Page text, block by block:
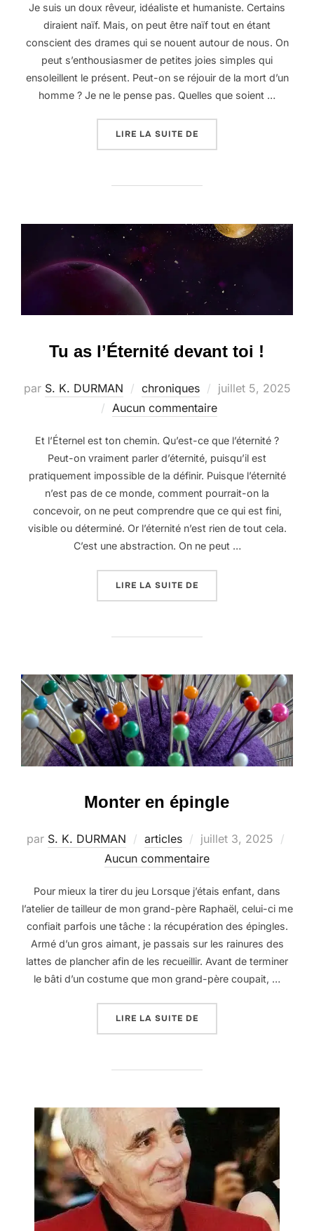
Je suis un doux rêveur, idéaliste et humaniste. Certains
diraient naïf. Mais, on peut être naïf tout en étant
conscient des drames qui se nouent autour de nous. On
peut s’enthousiasmer de petites joies simples qui
ensoleillent le présent. Peut-on se réjouir de la mort d’un
homme ? Je ne le pense pas. Quelles que soient …
LIRE LA SUITE DE
Tu as l’Éternité devant toi !
par S. K. DURMAN chroniques
Publié
le
juillet 5, 2025
Aucun commentaire
Et l’Éternel est ton chemin. Qu’est-ce que l’éternité ?
Peut-on vraiment parler d’éternité, puisqu’il est
pratiquement impossible de la définir. Puisque l’éternité
n’est pas de ce monde, comment pourrait-on la
concevoir, on ne peut comprendre que ce qui est fini,
visible ou déterminé. Or l’éternité n’est rien de tout cela.
C’est une abstraction. On ne peut …
LIRE LA SUITE DE
Monter en épingle
par S. K. DURMAN articles
Publié
le
juillet 3, 2025
Aucun commentaire
Pour mieux la tirer du jeu Lorsque j’étais enfant, dans
l’atelier de tailleur de mon grand-père Raphaël, celui-ci me
confiait parfois une tâche : la récupération des épingles.
Armé d’un gros aimant, je passais sur les rainures des
lattes de plancher afin de les recueillir. Avant de terminer
le bâti d’un costume que mon grand-père coupait, …
LIRE LA SUITE DE